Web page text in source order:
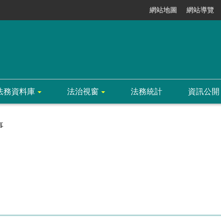
網站地圖 網站導覽
務資料庫 法治視窗 法務統計 資訊公開